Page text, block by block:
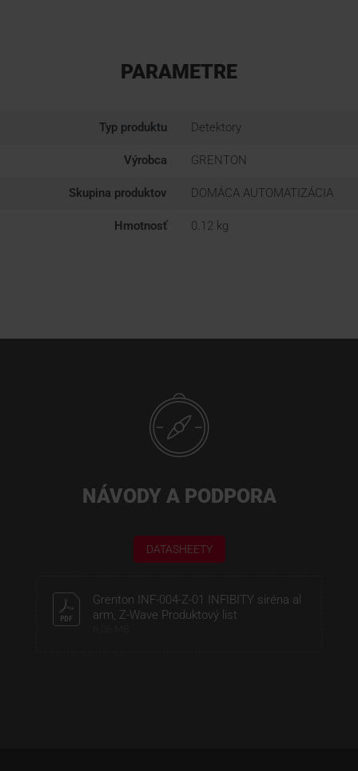
PARAMETRE
Typ produktu Detektory
Výrobca GRENTON
Skupina produktov DOMÁCA AUTOMATIZÁCIA
Hmotnosť 0.12 kg
NÁVODY A PODPORA
DATASHEETY
Grenton INF-004-Z-01 INFIBITY siréna al
arm, Z-Wave Produktový list